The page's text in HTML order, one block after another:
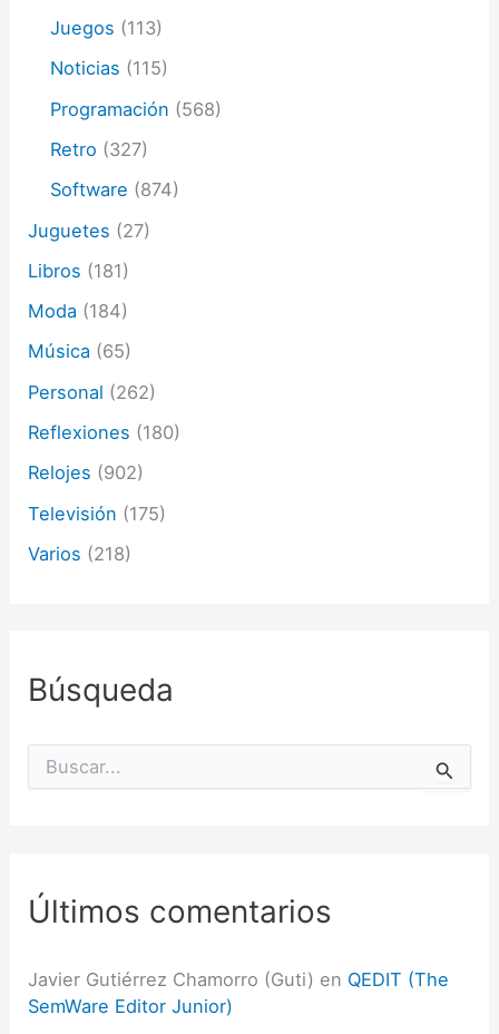
Juegos (113)
Noticias (115)
Programación (568)
Retro (327)
Software (874)
Juguetes (27)
Libros (181)
Moda (184)
Música (65)
Personal (262)
Reflexiones (180)
Relojes (902)
Televisión (175)
Varios (218)
Búsqueda
Últimos comentarios
Javier Gutiérrez Chamorro (Guti) en QEDIT (The
SemWare Editor Junior)